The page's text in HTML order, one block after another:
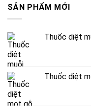
SẢN PHẨM MỚI
Thuốc diệt
Thuốc diệt